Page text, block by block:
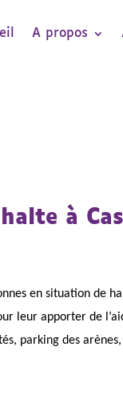
A propos
à
en situation de
leur apporter de
parking des